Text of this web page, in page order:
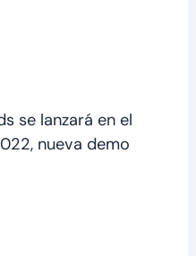
se lanzará en el
nueva demo